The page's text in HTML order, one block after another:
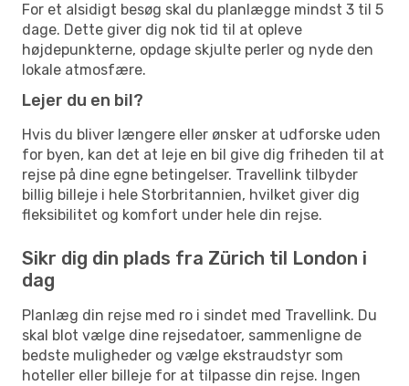
For et alsidigt besøg skal du planlægge mindst 3 til 5
dage. Dette giver dig nok tid til at opleve
højdepunkterne, opdage skjulte perler og nyde den
lokale atmosfære.
Lejer du en bil?
Hvis du bliver længere eller ønsker at udforske uden
for byen, kan det at leje en bil give dig friheden til at
rejse på dine egne betingelser. Travellink tilbyder
billig billeje i hele Storbritannien, hvilket giver dig
fleksibilitet og komfort under hele din rejse.
Sikr dig din plads fra Zürich til London i
dag
Planlæg din rejse med ro i sindet med Travellink. Du
skal blot vælge dine rejsedatoer, sammenligne de
bedste muligheder og vælge ekstraudstyr som
hoteller eller billeje for at tilpasse din rejse. Ingen